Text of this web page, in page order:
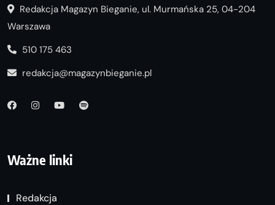
Redakcja Magazyn Bieganie, ul. Murmańska 25, 04-204
Warszawa
510 175 463
redakcja@magazynbieganie.pl
Ważne linki
Redakcja